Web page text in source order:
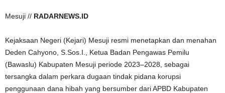
Mesuji // RADARNEWS.ID
Kejaksaan Negeri (Kejari) Mesuji resmi menetapkan dan menahan
Deden Cahyono, S.Sos.I., Ketua Badan Pengawas Pemilu
(Bawaslu) Kabupaten Mesuji periode 2023–2028, sebagai
tersangka dalam perkara dugaan tindak pidana korupsi
penggunaan dana hibah yang bersumber dari APBD Kabupaten